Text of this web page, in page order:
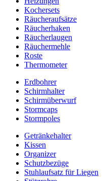
Kochersets
Räucheraufsätze
Räucherhaken
Räucherlaugen
Räuchermehle
Roste
Thermometer
Erdbohrer
Schirmhalter
Schirmüberwurf
Stormcaps
Stormpoles
Getränkehalter
Kissen
Organizer
Schutzbezüge
Stuhlaufsatz für Liegen